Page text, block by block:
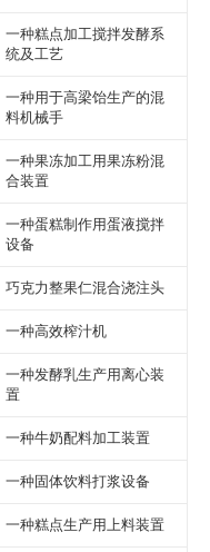
一种糕点加工搅拌发酵系
统及工艺
一种用于高梁饴生产的混
料机械手
一种果冻加工用果冻粉混
合装置
一种蛋糕制作用蛋液搅拌
设备
巧克力整果仁混合浇注头
一种高效榨汁机
一种发酵乳生产用离心装
置
一种牛奶配料加工装置
一种固体饮料打浆设备
一种糕点生产用上料装置